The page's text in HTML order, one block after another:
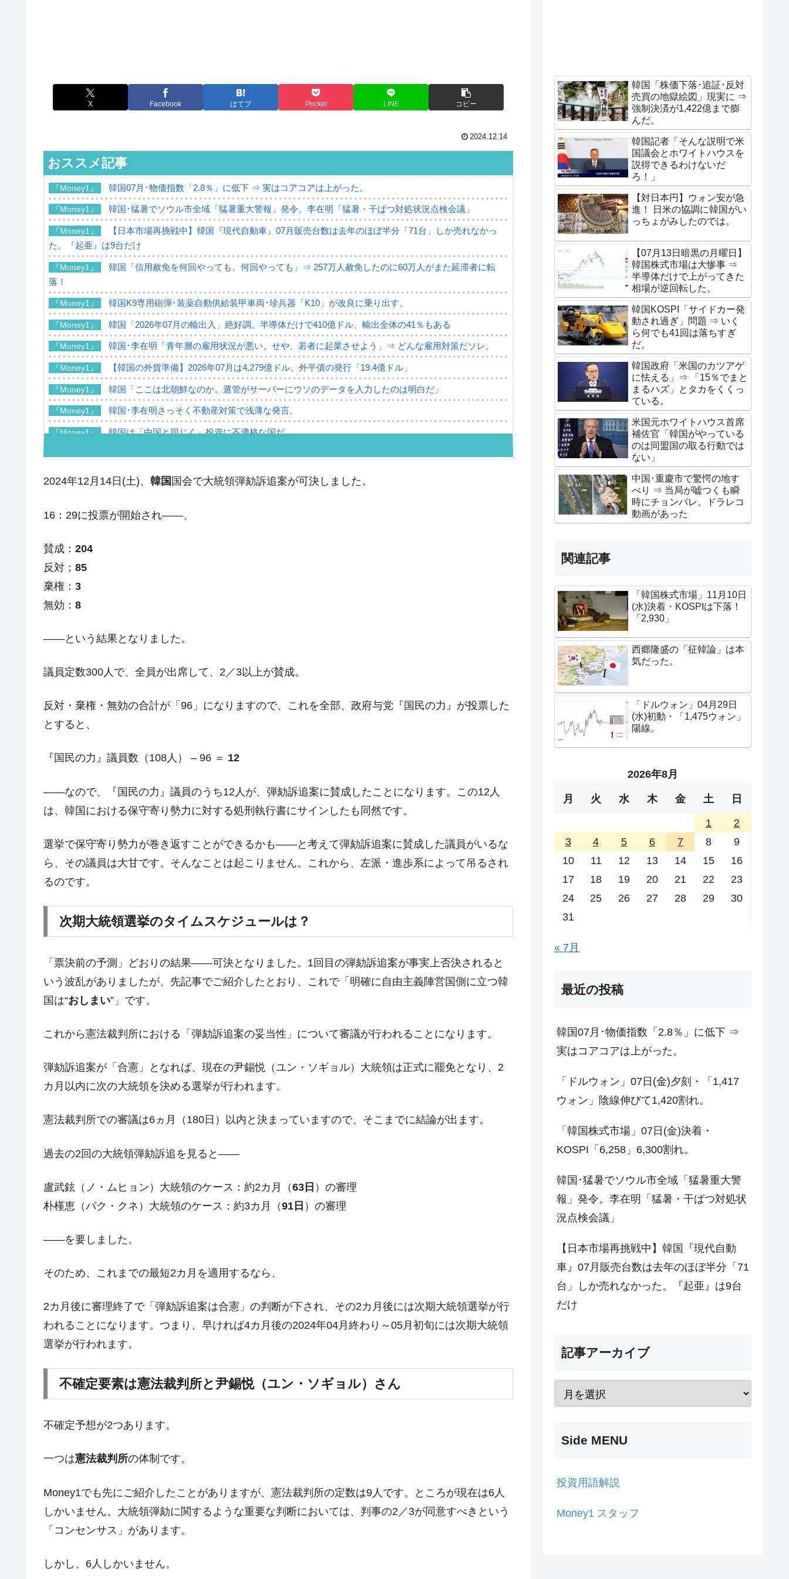
X Facebook はてブ Pocket LINE コピー
2024.12.14
おススメ記事
『Money1』 韓国07月･物価指数「2.8％」に低下 ⇒ 実はコアコアは上がった。
『Money1』 韓国･猛暑でソウル市全域「猛暑重大警報」発令。李在明「猛暑・干ばつ対処状況点検会議」
『Money1』
【日本市場再挑戦中】韓国『現代自動車』07月販売台数は去年のほぼ半分「71台」しか売れなかっ
た。『起亜』は9台だけ
『Money1』
韓国「信用赦免を何回やっても、何回やっても」⇒ 257万人赦免したのに60万人がまた延滞者に転
落！
『Money1』 韓国K9専用砲弾･装薬自動供給装甲車両･珍兵器「K10」が改良に乗り出す。
『Money1』 韓国「2026年07月の輸出入」絶好調。半導体だけで410億ドル、輸出全体の41％もある
『Money1』 韓国･李在明「青年層の雇用状況が悪い。せや、若者に起業させよう」⇒ どんな雇用対策だソレ。
『Money1』 【韓国の外貨準備】2026年07月は4,279億ドル。外平債の発行「19.4億ドル」
『Money1』 韓国「ここは北朝鮮なのか。選管がサーバーにウソのデータを入力したのは明白だ」
『Money1』 韓国･李在明さっそく不動産対策で浅薄な発言。
『Money1』 韓国は「中国と同じく」投資に不適格な国だ。
『Money1』 韓国･外為取引量「1日当たり1,214.4億ドル」まで拡大 ⇒ 海外資金の動きに強く左右される状態
『Money1』
韓国大統領府ボンクラ政策室長が告発された ⇒ 国家が行った恐るべき株価操作であり、空前の国政
『Money1』
『Money1』
『Money1』 韓国で猛暑。南東部では干ばつ
『Money1』
韓国政府『BYD』車への補助金を全廃 ⇒ 実は韓国で『BYD』車は売れている。6カ月で対前年同期比
1.9倍！
ドを掲げる「在韓反米勢力」
『Money1』 JPモルガン「韓国レバレッジETFの清算はほぼ終わった」
韓国『国民年金公団』株価暴落で200兆蒸発。
『Money1』 韓国政府「ニセＫ-ブランドを通報しようキャンペーン」⇒ あの名物教授も登場！
『Money1』 韓国「橋が落ちました」⇒ 耐久性「なさすぎ」では。
『Money1』
『Money1』
米国下院「韓国の公務員個人をターゲットにぶん殴る法案」提出！⇒ クーパン問題は合衆国企業に対
する差別。許してはおかぬ
『Money1』 韓国半導体『SKハイニックス』2026年2Qの業績「史上最高益」当期純利益は前年同期比13.4倍に。
『Money1』 韓国･加徳島新国際空港「またも暗礁」の危機 ⇒ 10.7兆では損が出るからできない。
『Money1』
【速報】韓国株式市場の暴落・本日07月29日(水)もサイドカー・サーキットブレイカーの二段コンボ
Fact1 日本の誇る海洋資源調査船『白嶺』は先進技術の塊！
Fact1 夏の甲子園、優勝校を最も多く輩出している都道府県とは？
Fact1 全て勝つといくら？ 競馬GI競走で勝利騎手がもらえる賞金とは？
Fact1 発表から2日で大崩壊、鳴かず飛ばずに終わりそうなスーパーリーグとは？
日本人マスターズ挑戦の歴史。松山以前に最高位だった選手とは？
Fact1 甲子園通算本塁打、最多の清原に次いで多く打っている意外な選手とは？
2024年12月14日(土)、 韓国 国会で大統領弾劾訴追案が可決しました。
16：29に投票が開始され――、
賛成： 204
反対； 85
棄権： 3
無効： 8
――という結果となりました。
議員定数300人で、全員が出席して、2／3以上が賛成。
反対・棄権・無効の合計が「96」になりますので、これを全部、政府与党『国民の力』が投票した
とすると、
『国民の力』議員数（108人） – 96 ＝ 12
――なので、『国民の力』議員のうち12人が、弾劾訴追案に賛成したことになります。この12人
は、韓国における保守寄り勢力に対する処刑執行書にサインしたも同然です。
選挙で保守寄り勢力が巻き返すことができるかも――と考えて弾劾訴追案に賛成した議員がいるな
ら、その議員は大甘です。そんなことは起こりません。これから、左派・進歩系によって吊るされ
るのです。
次期大統領選挙のタイムスケジュールは？
「票決前の予測」どおりの結果――可決となりました。1回目の弾劾訴追案が事実上否決されると
いう波乱がありましたが、先記事でご紹介したとおり、これで「明確に自由主義陣営国側に立つ韓
国は“おしまい”」です。
これから憲法裁判所における「弾劾訴追案の妥当性」について審議が行われることになります。
弾劾訴追案が「合憲」となれば、現在の尹錫悦（ユン・ソギョル）大統領は正式に罷免となり、2
カ月以内に次の大統領を決める選挙が行われます。
憲法裁判所での審議は6ヵ月（180日）以内と決まっていますので、そこまでに結論が出ます。
過去の2回の大統領弾劾訴追を見ると――
盧武鉉（ノ・ムヒョン）大統領のケース：約2カ月（63日 ）の審理
朴槿恵（パク・クネ）大統領のケース：約3カ月（91日 ）の審理
――を要しました。
そのため、これまでの最短2カ月を適用するなら、
2カ月後に審理終了で「弾劾訴追案は合憲」の判断が下され、その2カ月後には次期大統領選挙が行
われることになります。つまり、早ければ4カ月後の2024年04月終わり～05月初旬には次期大統領
選挙が行われます。
不確定要素は憲法裁判所と尹錫悦（ユン・ソギョル）さん
不確定予想が2つあります。
一つは憲法裁判所の体制です。
Money1でも先にご紹介したことがありますが、憲法裁判所の定数は9人です。ところが現在は6人
しかいません。大統領弾劾に関するような重要な判断においては、判事の2／3が同意すべきという
「コンセンサス」があります。
しかし、6人しかいません。
韓国「株価下落･追証･反対
売買の地獄絵図」現実に ⇒
強制決済が1,422億まで膨
んだ。
韓国記者「そんな説明で米
国議会とホワイトハウスを
説得できるわけないだ
ろ！」
【対日本円】ウォン安が急
進！ 日米の協調に韓国がい
っちょがみしたのでは。
【07月13日暗黒の月曜日】
韓国株式市場は大惨事 ⇒
半導体だけで上がってきた
相場が逆回転した。
韓国KOSPI「サイドカー発
動され過ぎ」問題 ⇒ いく
ら何でも41回は落ちすぎ
だ。
韓国政府「米国のカツアゲ
に怯える」⇒ 「15％でまと
まるハズ」とタカをくくっ
ている。
米国元ホワイトハウス首席
補佐官「韓国がやっている
のは同盟国の取る行動では
ない」
中国･重慶市で驚愕の地す
べり ⇒ 当局が嘘つくも瞬
時にチョンバレ。ドラレコ
動画があった
関連記事
「韓国株式市場」11月10日
(水)決着・KOSPIは下落！
「2,930」
西郷隆盛の「征韓論」は本
気だった。
「ドルウォン」04月29日
(水)初動・「1,475ウォン」
陽線。
2026年8月
月 火 水 木 金 土 日
1
2
3
4 5 6 7 8
9
10
11 12 13 14 15
16
17
18 19 20 21 22
23
24
25 26 27 28 29
30
31
« 7月
最近の投稿
韓国07月･物価指数「2.8％」に低下 ⇒
実はコアコアは上がった。
「ドルウォン」07日(金)夕刻・「1,417
ウォン」陰線伸びて1,420割れ。
「韓国株式市場」07日(金)決着・
KOSPI「6,258」6,300割れ。
韓国･猛暑でソウル市全域「猛暑重大警
報」発令。李在明「猛暑・干ばつ対処状
況点検会議」
【日本市場再挑戦中】韓国『現代自動
車』07月販売台数は去年のほぼ半分「71
台」しか売れなかった。『起亜』は9台
だけ
記事アーカイブ
Side MENU
投資用語解説
Money1 スタッフ